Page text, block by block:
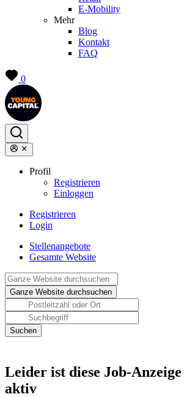
E-Mobility
Mehr
Blog
Kontakt
FAQ
0
Profil
Registrieren
Einloggen
Registrieren
Login
Stellenangebote
Gesamte Website
Leider ist diese Job-
aktiv